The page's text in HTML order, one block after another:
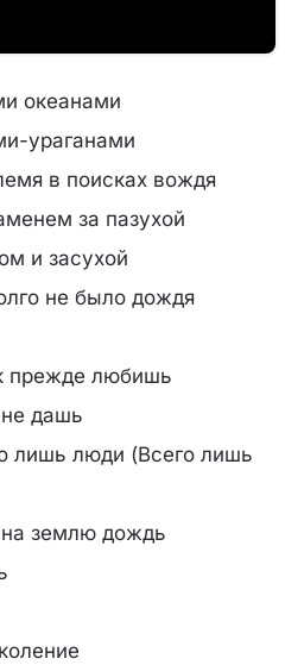
океанами
ураганами
в поисках вождя
за пазухой
и засухой
не было дождя
прежде любишь
дашь
лишь люди (Всего лишь
землю дождь